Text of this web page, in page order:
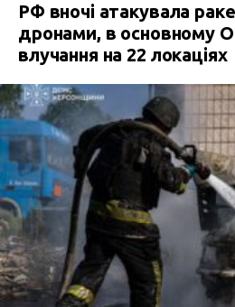
РФ вночі атакувала
дронами, в основному
влучання на 22 локаціях